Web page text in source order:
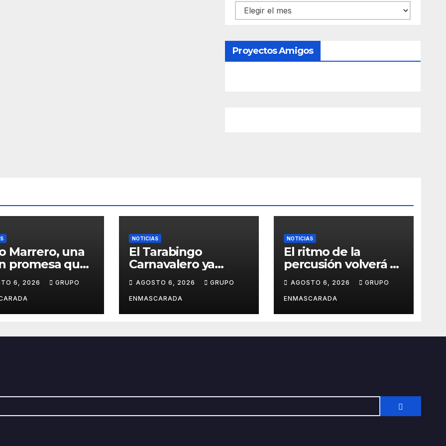
Contenido
Proyectos Amigos
Marrero, una
promesa que
entre la
y la pasión
Carnaval
6, 2026 GRUPO
NOTICIAS
El Tarabingo
Carnavalero ya
calienta motores
con una nueva
edición cargada de
sorpresas
AGOSTO 6, 2026 GRUPO
ENMASCARADA
NOTICIAS
El ritmo de la
percusión volverá a
sonar en San Roque
con un taller abierto
a todos los públicos
AGOSTO 6, 2026 GRUPO
ENMASCARADA